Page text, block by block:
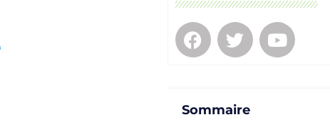
Sommaire